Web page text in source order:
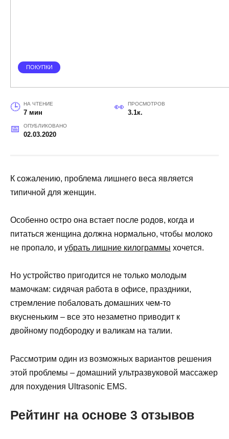
ПОКУПКИ
НА ЧТЕНИЕ
7 мин
ПРОСМОТРОВ
3.1к.
ОПУБЛИКОВАНО
02.03.2020
К сожалению, проблема лишнего веса является
типичной для женщин.
Особенно остро она встает после родов, когда и
питаться женщина должна нормально, чтобы молоко
не пропало, и убрать лишние килограммы хочется.
Но устройство пригодится не только молодым
мамочкам: сидячая работа в офисе, праздники,
стремление побаловать домашних чем-то
вкусненьким – все это незаметно приводит к
двойному подбородку и валикам на талии.
Рассмотрим один из возможных вариантов решения
этой проблемы – домашний ультразвуковой массажер
для похудения Ultrasonic EMS.
Рейтинг на основе 3 отзывов